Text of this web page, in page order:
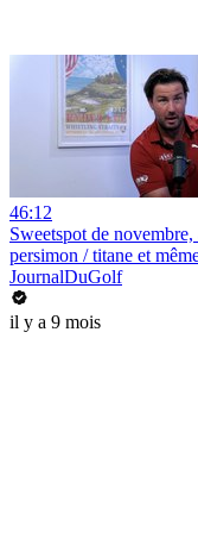
46:12
Sweetspot de
persimon / titane et
JournalDuGolf
il y a 9 mois